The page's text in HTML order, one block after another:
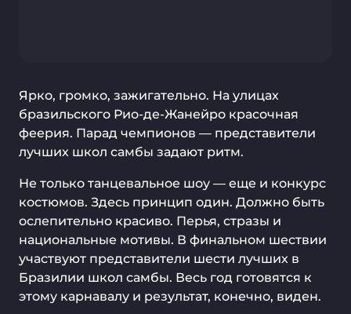
Ярко, громко, зажигательно. На улицах
бразильского Рио-де-Жанейро красочная
феерия. Парад чемпионов — представители
лучших школ самбы задают ритм.
Не только танцевальное шоу — еще и конкурс
костюмов. Здесь принцип один. Должно быть
ослепительно красиво. Перья, стразы и
национальные мотивы. В финальном шествии
участвуют представители шести лучших в
Бразилии школ самбы. Весь год готовятся к
этому карнавалу и результат, конечно, виден.